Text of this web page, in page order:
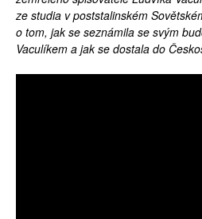
ze studia v poststalinském
o tom, jak se seznámila se svým
Vaculíkem a jak se dostala do